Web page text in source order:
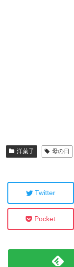
洋菓子 母の日
Twitter
Pocket